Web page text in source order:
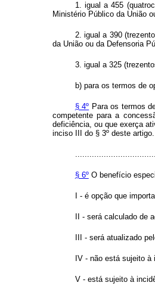
1. igual a 455
Ministério Público da União
2. igual a 390
da União ou da Defensoria
3. igual a 325
b) para os termos de
§ 4º Para os termos
competente para a
deficiência, ou que exerça
inciso III do § 3º deste artigo.
§ 6ºO benefício
I - é opção que
II - será calculado de
III - será atualizado
IV - não está sujeito
V - está sujeito à